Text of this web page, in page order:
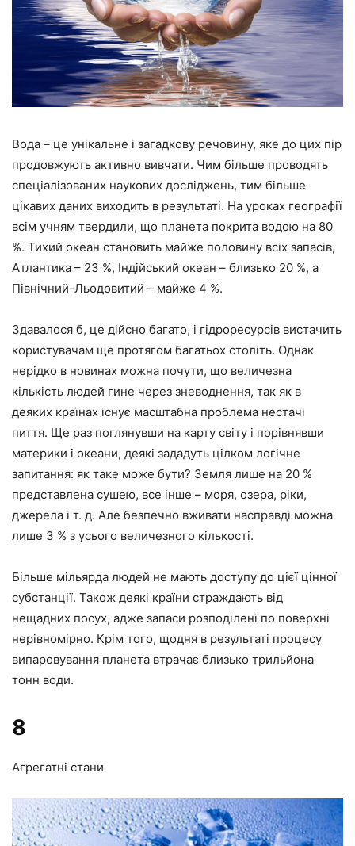
Вода – це унікальне і загадкову речовину, яке до цих пір
продовжують активно вивчати. Чим більше проводять
спеціалізованих наукових досліджень, тим більше
цікавих даних виходить в результаті. На уроках географії
всім учням твердили, що планета покрита водою на 80
%. Тихий океан становить майже половину всіх запасів,
Атлантика – 23 %, Індійський океан – близько 20 %, а
Північний-Льодовитий – майже 4 %.
Здавалося б, це дійсно багато, і гідроресурсів вистачить
користувачам ще протягом багатьох століть. Однак
нерідко в новинах можна почути, що величезна
кількість людей гине через зневоднення, так як в
деяких країнах існує масштабна проблема нестачі
пиття. Ще раз поглянувши на карту світу і порівнявши
материки і океани, деякі зададуть цілком логічне
запитання: як таке може бути? Земля лише на 20 %
представлена сушею, все інше – моря, озера, ріки,
джерела і т. д. Але безпечно вживати насправді можна
лише 3 % з усього величезного кількості.
Більше мільярда людей не мають доступу до цієї цінної
субстанції. Також деякі країни страждають від
нещадних посух, адже запаси розподілені по поверхні
нерівномірно. Крім того, щодня в результаті процесу
випаровування планета втрачає близько трильйона
тонн води.
8
Агрегатні стани